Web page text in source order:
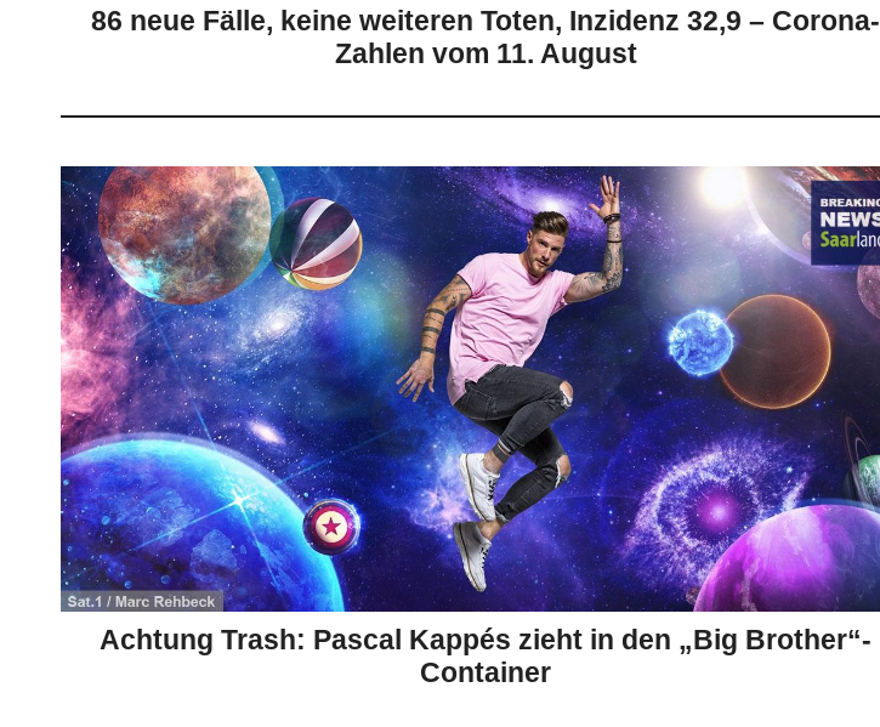
86 neue Fälle, keine weiteren Toten, Inzidenz 32,9 – Corona-
Zahlen vom 11. August
Achtung Trash: Pascal Kappés zieht in den „Big Brother“-
Container